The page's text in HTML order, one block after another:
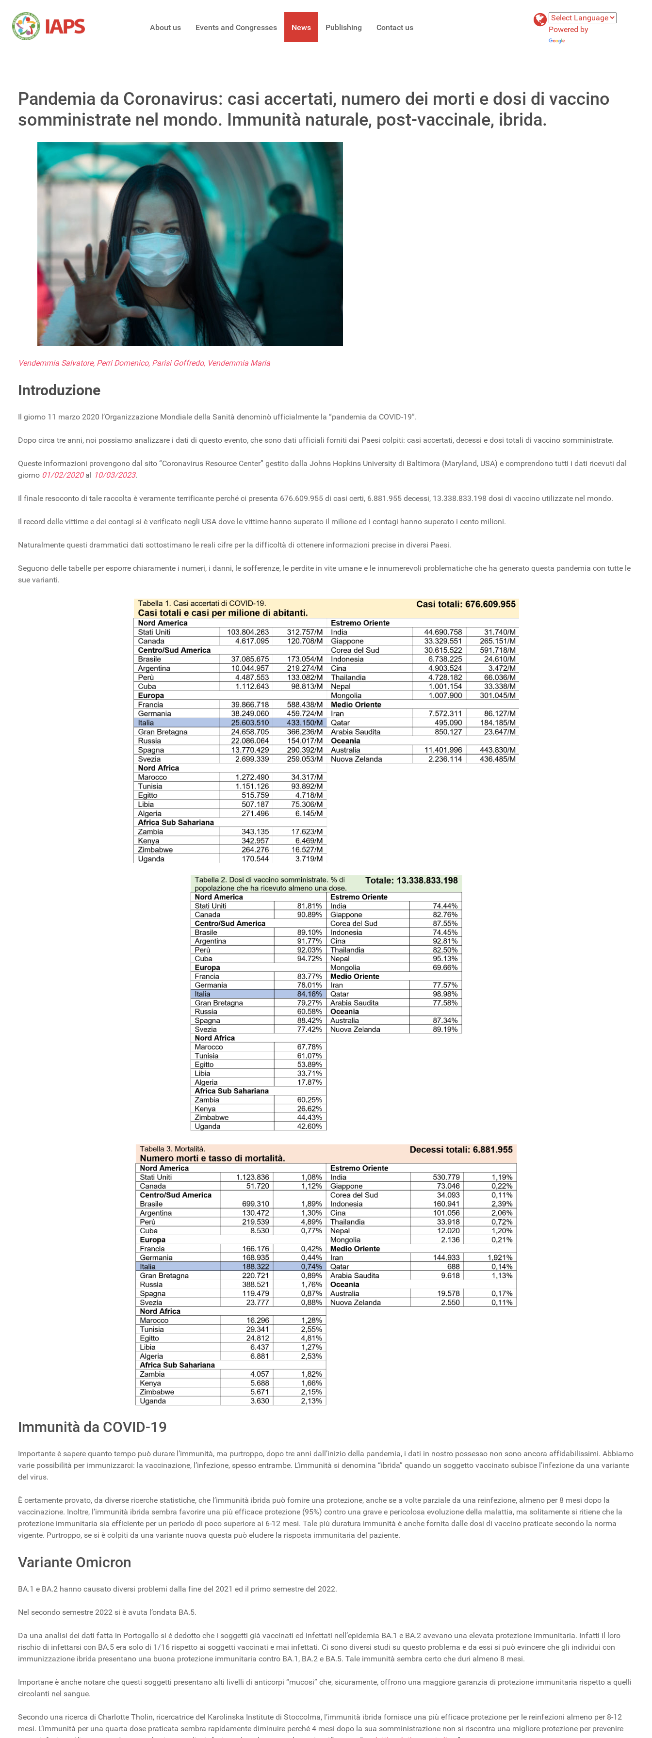
About us Events and Congresses News Publishing Contact us
Powered by
Pandemia da Coronavirus: casi accertati, numero dei morti e dosi di vaccino
somministrate nel mondo. Immunità naturale, post-vaccinale, ibrida.
Vendemmia Salvatore, Perri Domenico, Parisi Goffredo, Vendemmia Maria
Introduzione
Il giorno 11 marzo 2020 l’Organizzazione Mondiale della Sanità denominò ufficialmente la “pandemia da COVID-19”.
Dopo circa tre anni, noi possiamo analizzare i dati di questo evento, che sono dati ufficiali forniti dai Paesi colpiti: casi accertati, decessi e dosi totali di vaccino somministrate.
Queste informazioni provengono dal sito “Coronavirus Resource Center” gestito dalla Johns Hopkins University di Baltimora (Maryland, USA) e comprendono tutti i dati ricevuti dal
giorno 01/02/2020al 10/03/2023.
Il finale resoconto di tale raccolta è veramente terrificante perché ci presenta 676.609.955 di casi certi, 6.881.955 decessi, 13.338.833.198 dosi di vaccino utilizzate nel mondo.
Il record delle vittime e dei contagi si è verificato negli USA dove le vittime hanno superato il milione ed i contagi hanno superato i cento milioni.
Naturalmente questi drammatici dati sottostimano le reali cifre per la difficoltà di ottenere informazioni precise in diversi Paesi.
Seguono delle tabelle per esporre chiaramente i numeri, i danni, le sofferenze, le perdite in vite umane e le innumerevoli problematiche che ha generato questa pandemia con tutte le
sue varianti.
Immunità da COVID-19
Importante è sapere quanto tempo può durare l’immunità, ma purtroppo, dopo tre anni dall’inizio della pandemia, i dati in nostro possesso non sono ancora affidabilissimi. Abbiamo
varie possibilità per immunizzarci: la vaccinazione, l’infezione, spesso entrambe. L’immunità si denomina “ibrida” quando un soggetto vaccinato subisce l’infezione da una variante
del virus.
È certamente provato, da diverse ricerche statistiche, che l’immunità ibrida può fornire una protezione, anche se a volte parziale da una reinfezione, almeno per 8 mesi dopo la
vaccinazione. Inoltre, l’immunità ibrida sembra favorire una più efficace protezione (95%) contro una grave e pericolosa evoluzione della malattia, ma solitamente si ritiene che la
protezione immunitaria sia efficiente per un periodo di poco superiore ai 6-12 mesi. Tale più duratura immunità è anche fornita dalle dosi di vaccino praticate secondo la norma
vigente. Purtroppo, se si è colpiti da una variante nuova questa può eludere la risposta immunitaria del paziente.
Variante Omicron
BA.1 e BA.2 hanno causato diversi problemi dalla fine del 2021 ed il primo semestre del 2022.
Nel secondo semestre 2022 si è avuta l’ondata BA.5.
Da una analisi dei dati fatta in Portogallo si è dedotto che i soggetti già vaccinati ed infettati nell’epidemia BA.1 e BA.2 avevano una elevata protezione immunitaria. Infatti il loro
rischio di infettarsi con BA.5 era solo di 1/16 rispetto ai soggetti vaccinati e mai infettati. Ci sono diversi studi su questo problema e da essi si può evincere che gli individui con
immunizzazione ibrida presentano una buona protezione immunitaria contro BA.1, BA.2 e BA.5. Tale immunità sembra certo che duri almeno 8 mesi.
Importane è anche notare che questi soggetti presentano alti livelli di anticorpi “mucosi” che, sicuramente, offrono una maggiore garanzia di protezione immunitaria rispetto a quelli
circolanti nel sangue.
Secondo una ricerca di Charlotte Tholin, ricercatrice del Karolinska Institute di Stoccolma, l’immunità ibrida fornisce una più efficace protezione per le reinfezioni almeno per 8-12
mesi. L’immunità per una quarta dose praticata sembra rapidamente diminuire perché 4 mesi dopo la sua somministrazione non si riscontra una migliore protezione per prevenire